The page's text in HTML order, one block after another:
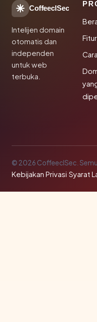
CoffeeclSec
Intelijen domain
otomatis dan
independen
untuk web
terbuka.
Fitur
© 2026 CoffeeclSec.
Kebijakan Privasi·Syarat